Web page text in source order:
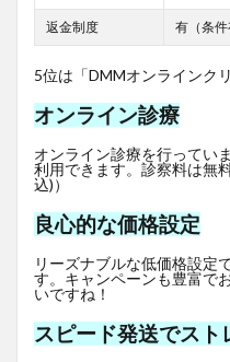
返金制度 有（条件
5位は「DMMオンラインク
オンライン診療
オンライン診療を行ってい
利用できます。診察料は無
込)）
良心的な価格設定
リーズナブルな低価格設定
す。キャンペーンも豊富で
いですね！
スピード発送でスト